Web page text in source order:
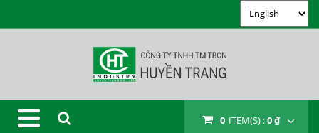
0 ITEM(S) :0 ₫